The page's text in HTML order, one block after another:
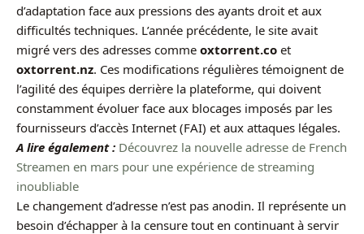
d’adaptation face aux pressions des ayants droit et aux
difficultés techniques. L’année précédente, le site avait
migré vers des adresses comme oxtorrent.co et
oxtorrent.nz. Ces modifications régulières témoignent de
l’agilité des équipes derrière la plateforme, qui doivent
constamment évoluer face aux blocages imposés par les
fournisseurs d’accès Internet (FAI) et aux attaques légales.
A lire également : Découvrez la nouvelle adresse de French
Streamen en mars pour une expérience de streaming
inoubliable
Le changement d’adresse n’est pas anodin. Il représente un
besoin d’échapper à la censure tout en continuant à servir